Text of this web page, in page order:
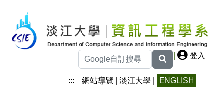
| 登入
::: 網站導覽 淡江大學 ENGLISH